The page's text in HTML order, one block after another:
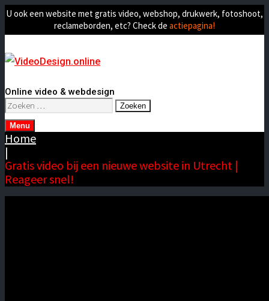
U ook een website met gratis video, webshop, drukwerk, fotoshoot,
reclameborden, etc? Check de actiepagina!
Online video & webdesign
Zoeken
naar:
Menu
Home
|
Gratis video bij een nieuwe website in Utrecht |
Reageer snel!